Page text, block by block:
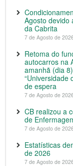
Agosto devido
da Cabrita
7 de Agosto de
Retoma do
autocarros na
amanhã (dia
“Universidade
de espera
7 de Agosto de
CB realizou a
de
7 de Agosto de
Estatísticas
de 2026
7 de Agosto de